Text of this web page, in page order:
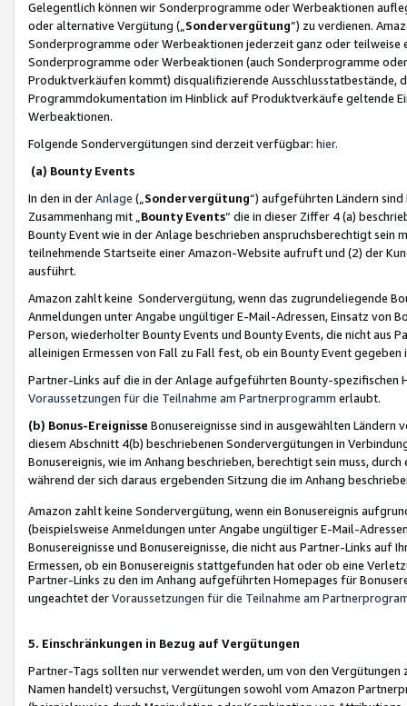
Gelegentlich können wir Sonderprogramme oder Werbeaktionen
oder alternative Vergütung („ Sondervergütung”) zu verdienen.
Sonderprogramme oder Werbeaktionen jederzeit ganz oder
Sonderprogramme oder Werbeaktionen (auch Sonderprogramme
Produktverkäufen kommt) disqualifizierende Ausschlusstatbestände,
Programmdokumentation im Hinblick auf Produktverkäufe geltende
Werbeaktionen.
Folgende Sondervergütungen sind derzeit verfügbar: hier.
(a) Bounty Events
In den in derAnlage („ Sondervergütung“) aufgeführten Ländern
Zusammenhang mit „ Bounty Events“ die in dieser Ziffer 4 (a)
Bounty Event wie in der Anlage beschrieben anspruchsberechtigt sein
teilnehmende Startseite einer Amazon-Website aufruft und (2) der
ausführt.
Amazon zahlt keine Sondervergütung, wenn das zugrundeliegende
Anmeldungen unter Angabe ungültiger E-Mail-Adressen, Einsatz von
Person, wiederholter Bounty Events und Bounty Events, die nicht
alleinigen Ermessen von Fall zu Fall fest, ob ein Bounty Event
Partner-Links auf die in der Anlage aufgeführten Bounty-spezifischen
Voraussetzungen für die Teilnahme am Partnerprogramm erlaubt.
(b) Bonus-Ereignisse Bonusereignisse sind in ausgewählten Ländern
diesem Abschnitt 4(b) beschriebenen Sondervergütungen in
Bonusereignis, wie im Anhang beschrieben, berechtigt sein muss,
während der sich daraus ergebenden Sitzung die im Anhang
Amazon zahlt keine Sondervergütung, wenn ein Bonusereignis
(beispielsweise Anmeldungen unter Angabe ungültiger E-Mail-
Bonusereignisse und Bonusereignisse, die nicht aus Partner-Links auf
Ermessen, ob ein Bonusereignis stattgefunden hat oder ob eine
Partner-Links zu den im Anhang aufgeführten Homepages für
ungeachtet derVoraussetzungen für die Teilnahme am
5. Einschränkungen in Bezug auf Vergütungen
Partner-Tags sollten nur verwendet werden, um von den
Namen handelt) versuchst, Vergütungen sowohl vom Amazon